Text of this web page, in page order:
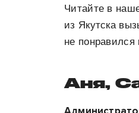
Читайте в
из Якутска
не понравился
Аня,